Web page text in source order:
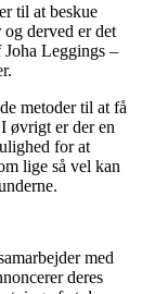
til at beskue
derved er det
Joha Leggings –
metoder til at få
øvrigt er der en
for at
lige så vel kan
med
deres